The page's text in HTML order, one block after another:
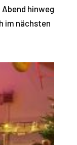
Abend hinweg
im nächsten